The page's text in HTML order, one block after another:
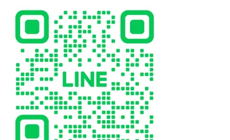
ประสบการณ์ ต้องเลือกสั่งดอกไม้ออนไลน์ กับ “ดุจเดือน
ฟลอริสท์” เท่านั้น เราไม่ทำให้คุณผิดหวังแน่นอน